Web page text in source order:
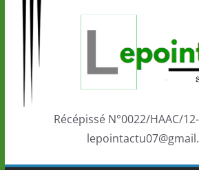
marque de confiance
la scène
performances de ses
Togo: Que retenir de
éducation et de
Récépissé N°0022/HAAC/